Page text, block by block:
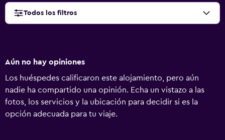
Todos los filtros
Aún no hay opiniones
Los huéspedes calificaron este alojamiento, pero aún
nadie ha compartido una opinión. Echa un vistazo a las
fotos, los servicios y la ubicación para decidir si es la
opción adecuada para tu viaje.